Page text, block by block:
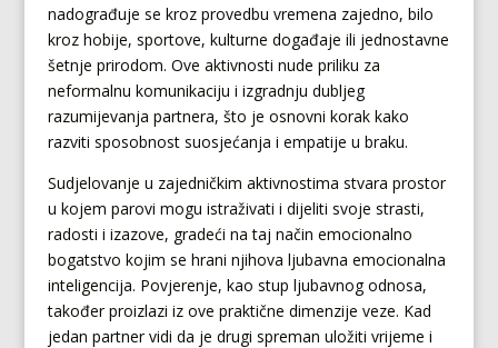
nadograđuje se kroz provedbu vremena zajedno, bilo
kroz hobije, sportove, kulturne događaje ili jednostavne
šetnje prirodom. Ove aktivnosti nude priliku za
neformalnu komunikaciju i izgradnju dubljeg
razumijevanja partnera, što je osnovni korak kako
razviti sposobnost suosjećanja i empatije u braku.
Sudjelovanje u zajedničkim aktivnostima stvara prostor
u kojem parovi mogu istraživati i dijeliti svoje strasti,
radosti i izazove, gradeći na taj način emocionalno
bogatstvo kojim se hrani njihova ljubavna emocionalna
inteligencija. Povjerenje, kao stup ljubavnog odnosa,
također proizlazi iz ove praktične dimenzije veze. Kad
jedan partner vidi da je drugi spreman uložiti vrijeme i